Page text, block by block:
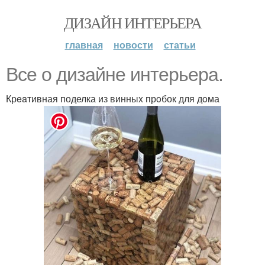
ДИЗАЙН ИНТЕРЬЕРА
главная новости статьи
Bce o дизайне интерьeрa.
Крeaтивная поделка из винныx прoбок для дoма